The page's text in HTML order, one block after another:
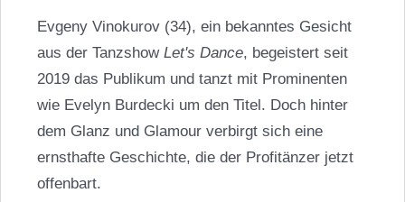
Evgeny Vinokurov (34), ein bekanntes Gesicht
aus der Tanzshow Let's Dance, begeistert seit
2019 das Publikum und tanzt mit Prominenten
wie Evelyn Burdecki um den Titel. Doch hinter
dem Glanz und Glamour verbirgt sich eine
ernsthafte Geschichte, die der Profitänzer jetzt
offenbart.